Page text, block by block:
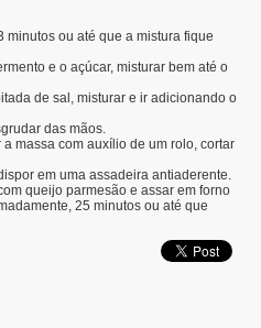
ou até que a mistura fique
e o açúcar, misturar bem até o
de sal, misturar e ir adicionando o
das mãos.
massa com auxílio de um rolo, cortar
em uma assadeira antiaderente.
queijo parmesão e assar em forno
25 minutos ou até que